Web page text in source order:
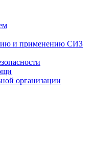
и применению СИЗ
организации